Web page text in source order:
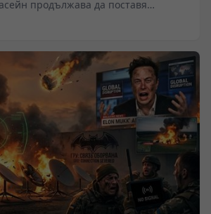
продължава да поставя
обхват на чуждестранното
включително чрез разполагането
група около самолетоносача
Източното Средиземноморие.
катери край Кримския
на Черно море разкриват
логистичната и разузнавателната
западните среди и
сили, като същевременно
ефективността на подобни